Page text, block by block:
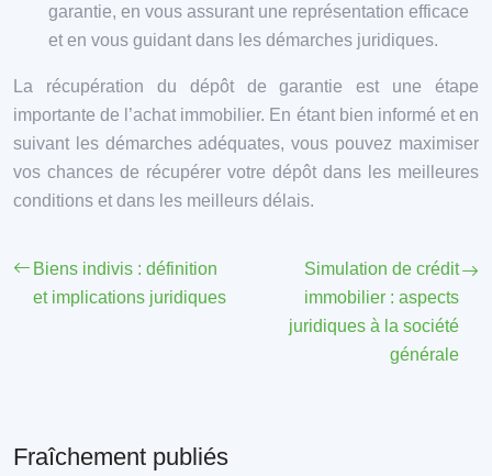
garantie, en vous assurant une représentation efficace
et en vous guidant dans les démarches juridiques.
La récupération du dépôt de garantie est une étape
importante de l’achat immobilier. En étant bien informé et en
suivant les démarches adéquates, vous pouvez maximiser
vos chances de récupérer votre dépôt dans les meilleures
conditions et dans les meilleurs délais.
Biens indivis : définition
et implications juridiques
Simulation de crédit
immobilier : aspects
juridiques à la société
générale
Fraîchement publiés